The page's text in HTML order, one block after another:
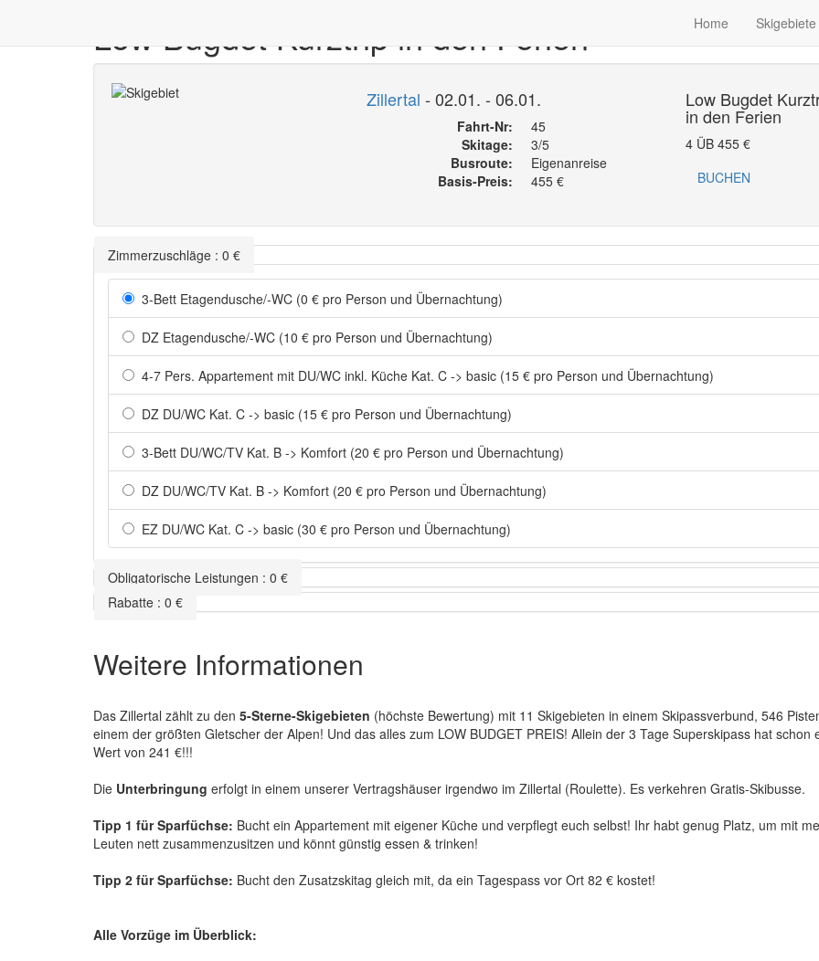
Home Skigebiete
Low Bugdet Kurztrip in den Ferien
Zillertal - 02.01. - 06.01.
Fahrt-Nr:
45
Skitage:
3/5
Busroute:
Eigenanreise
Basis-Preis:
455 €
Low Bugdet
in den Ferien
4 ÜB455 €
BUCHEN
Zimmerzuschläge : 0 €
3-Bett Etagendusche/-WC (0 € pro Person und Übernachtung)
DZ Etagendusche/-WC (10 € pro Person und Übernachtung)
4-7 Pers. Appartement mit DU/WC inkl. Küche Kat. C -> basic (15 € pro Person und Übernachtung)
DZ DU/WC Kat. C -> basic (15 € pro Person und Übernachtung)
3-Bett DU/WC/TV Kat. B -> Komfort (20 € pro Person und Übernachtung)
DZ DU/WC/TV Kat. B -> Komfort (20 € pro Person und Übernachtung)
EZ DU/WC Kat. C -> basic (30 € pro Person und Übernachtung)
Obligatorische Leistungen : 0 €
Rabatte : 0 €
Weitere Informationen
Das Zillertal zählt zu den 5-Sterne-Skigebieten (höchste Bewertung) mit 11 Skigebieten in einem Skipassverbund, 546
einem der größten Gletscher der Alpen! Und das alles zum LOW BUDGET PREIS! Allein der 3 Tage Superskipass hat schon
Wert von 241 €!!!
Die Unterbringung erfolgt in einem unserer Vertragshäuser irgendwo im Zillertal (Roulette). Es verkehren Gratis-Skibusse.
Tipp 1 für Sparfüchse: Bucht ein Appartement mit eigener Küche und verpflegt euch selbst! Ihr habt genug Platz, um mit
Leuten nett zusammenzusitzen und könnt günstig essen & trinken!
Tipp 2 für Sparfüchse: Bucht den Zusatzskitag gleich mit, da ein Tagespass vor Ort 82 € kostet!
Alle Vorzüge im Überblick: